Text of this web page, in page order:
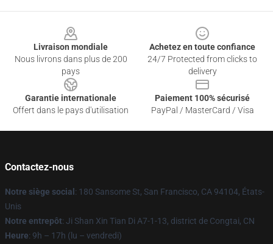
Livraison mondiale
Nous livrons dans plus de 200
pays
Achetez en toute confiance
24/7 Protected from clicks to
delivery
Garantie internationale
Offert dans le pays d'utilisation
Paiement 100% sécurisé
PayPal / MasterCard / Visa
Contactez-nous
Notre siège social : 180 Sansome St, San Francisco, CA 94104, États-
Unis
Notre entrepôt: Ji Shan Xin Tian Di A7-1-13, district de Congtai, CN
Heure: 9h – 17h (lu – vendredi)